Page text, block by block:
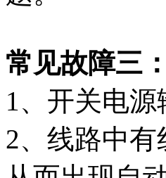
常见故障三
1、开关电
2、线路中